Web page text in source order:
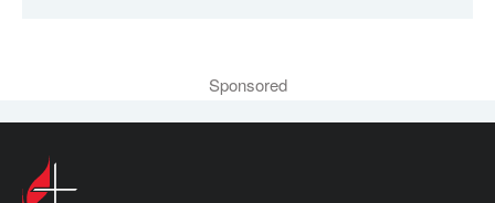
Sponsored